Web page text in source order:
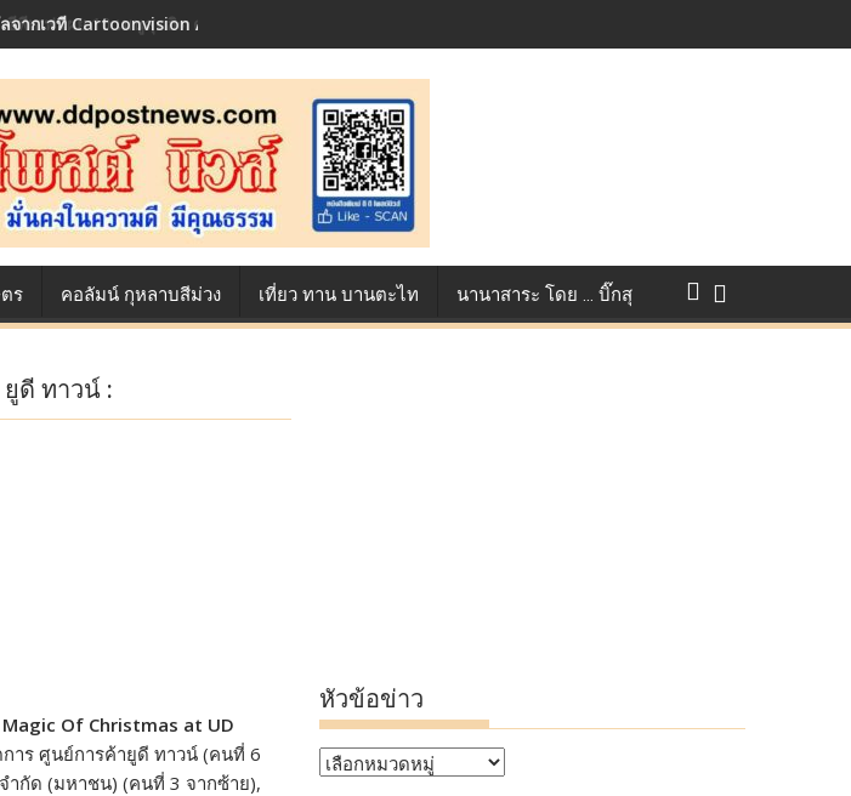
เอฟ เผย 10 เมนูสุดฮิต ตลอดเส้นทางการแข่งขัน True AF 2026 :
ร คอลัมน์ กุหลาบสีม่วง เที่ยว ทาน บานตะไท นานาสาระ โดย … บิ๊กสุ
ยูดี ทาวน์ :
Magic Of Christmas at UD
าร ศูนย์การค้ายูดี ทาวน์ (คนที่ 6
ำกัด (มหาชน) (คนที่ 3 จากซ้าย),
หัวข้อข่าว
หัวข้อ